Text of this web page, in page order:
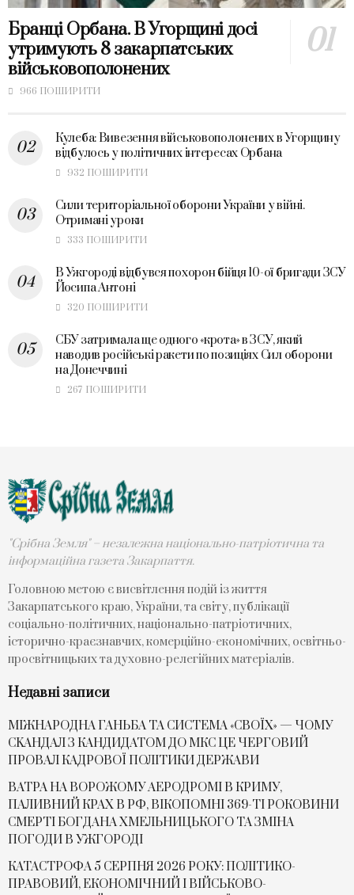
Бранці Орбана. В Угорщині досі
утримують 8 закарпатських
військовополонених
966 ПОШИРИТИ
Кулеба: Вивезення військовополонених в Угорщину
відбулось у політичних інтересах Орбана
932 ПОШИРИТИ
Сили територіальної оборони України у війні.
Отримані уроки
333 ПОШИРИТИ
В Ужгороді відбувся похорон бійця 10-ої бригади ЗСУ
Йосипа Антоні
320 ПОШИРИТИ
СБУ затримала ще одного «крота» в ЗСУ, який
наводив російські ракети по позиціях Сил оборони
на Донеччині
267 ПОШИРИТИ
"Срібна Земля" – незалежна національно-патріотична та
інформаційна газета Закарпаття.
Головною метою є висвітлення подій із життя
Закарпатського краю, України, та світу, публікації
соціально-політичних, національно-патріотичних,
історично-краєзнавчих, комерційно-економічних, освітньо-
просвітницьких та духовно-релегійних матеріалів.
Недавні записи
МІЖНАРОДНА ГАНЬБА ТА СИСТЕМА «СВОЇХ» — ЧОМУ
СKАНДАЛ З КАНДИДАТОМ ДО МКС ЦЕ ЧЕРГОВИЙ
ПРОВАЛ КАДРОВОЇ ПОЛІТИКИ ДЕРЖАВИ
ВАТРА НА ВОРОЖОМУ АЕРОДРОМІ В КРИМУ,
ПАЛИВНИЙ КРАХ В РФ, ВІКОПОМНІ 369-ТІ РОКОВИНИ
СМЕРТІ БОГДАНА ХМЕЛЬНИЦЬКОГО ТА ЗМІНА
ПОГОДИ В УЖГОРОДІ
КАТАСТРОФА 5 СЕРПНЯ 2026 РОКУ: ПОЛІТИКО-
ПРАВОВИЙ, ЕКОНОМІЧНИЙ І ВІЙСЬКОВО-